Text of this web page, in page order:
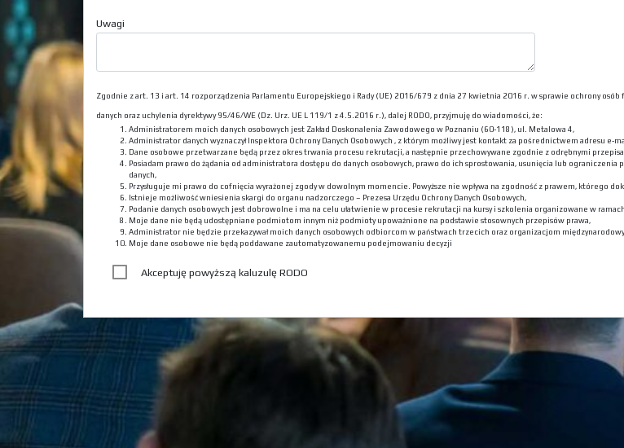
Uwagi
Zgodnie z art. 13 i art. 14 rozporządzenia Parlamentu Europejskiego i Rady (UE) 2016/679 z dnia 27 kwietnia 2016 r. w sprawie ochrony
danych oraz uchylenia dyrektywy 95/46/WE (Dz. Urz. UE L 119/1 z 4.5.2016 r.), dalej RODO, przyjmuję do wiadomości, że:
Administratorem moich danych osobowych jest Zakład Doskonalenia Zawodowego w Poznaniu (60-118), ul. Metalowa 4,
Administrator danych wyznaczył Inspektora Ochrony Danych Osobowych , z którym możliwy jest kontakt za pośrednictwem adresu e-
Dane osobowe przetwarzane będą przez okres trwania procesu rekrutacji, a następnie przechowywane zgodnie z odrębnymi
Posiadam prawo do żądania od administratora dostępu do danych osobowych, prawo do ich sprostowania, usunięcia lub
danych,
Przysługuje mi prawo do cofnięcia wyrażonej zgody w dowolnym momencie. Powyższe nie wpływa na zgodność z prawem, którego
Istnieje możliwość wniesienia skargi do organu nadzorczego – Prezesa Urzędu Ochrony Danych Osobowych,
Podanie danych osobowych jest dobrowolne i ma na celu ułatwienie w procesie rekrutacji na kursy i szkolenia organizowane w ramach
Moje dane nie będą udostępniane podmiotom innym niż podmioty upoważnione na podstawie stosownych przepisów prawa,
Administrator nie będzie przekazywał moich danych osobowych odbiorcom w państwach trzecich oraz organizacjom
Moje dane osobowe nie będą poddawane zautomatyzowanemu podejmowaniu decyzji
Akceptuję powyższą kaluzulę RODO